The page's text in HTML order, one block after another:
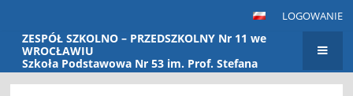
LOGOWANIE
ZESPÓŁ SZKOLNO – PRZEDSZKOLNY Nr 11 we
WROCŁAWIU
Szkoła Podstawowa Nr 53 im. Prof. Stefana
Banacha Przedszkole Nr 115